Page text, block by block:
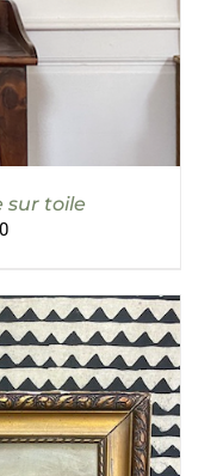
sur toile
Le
est :
€50,00.